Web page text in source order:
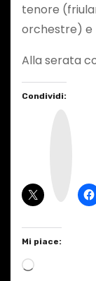
tenore
orchestre) e
Alla serata
Condividi:
Mi piace:
C